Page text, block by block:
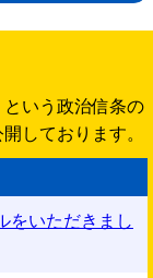
いう政治信条の
しております。
をいただきまし